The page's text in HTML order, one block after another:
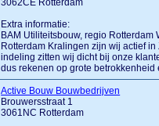
3062CE Rotterdam
Extra informatie:
BAM Utiliteitsbouw, regio
Rotterdam Kralingen zijn wij actief
indeling zitten wij dicht bij onze
dus rekenen op grote betrokkenheid
Active Bouw Bouwbedrijven
Brouwersstraat 1
3061NC Rotterdam